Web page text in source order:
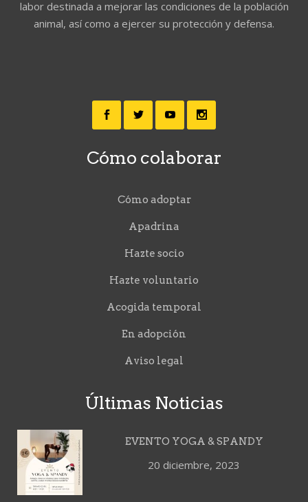
labor destinada a mejorar las condiciones de la población
animal, así como a ejercer su protección y defensa.
Cómo colaborar
Cómo adoptar
Apadrina
Hazte socio
Hazte voluntario
Acogida temporal
En adopción
Aviso legal
Últimas Noticias
EVENTO YOGA & SPANDY
20 diciembre, 2023